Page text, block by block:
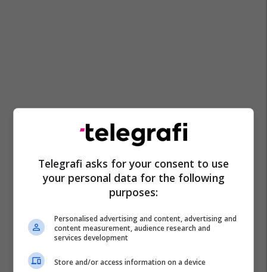
Telegrafi asks for your consent to use
your personal data for the following
purposes:
Personalised advertising and content, advertising and
content measurement, audience research and
services development
Store and/or access information on a device